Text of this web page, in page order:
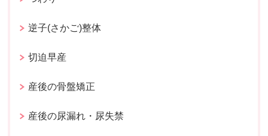
逆子(さかご)整体
切迫早産
産後の骨盤矯正
産後の尿漏れ・尿失禁